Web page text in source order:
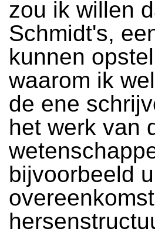
zou ik willen
Schmidt's,
kunnen
waarom ik
de ene
het werk van
bijvoorbeeld